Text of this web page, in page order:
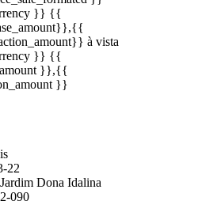
}} {{
,{{
à vista
}} {{
}},{{
}}
22
Dona Idalina
090